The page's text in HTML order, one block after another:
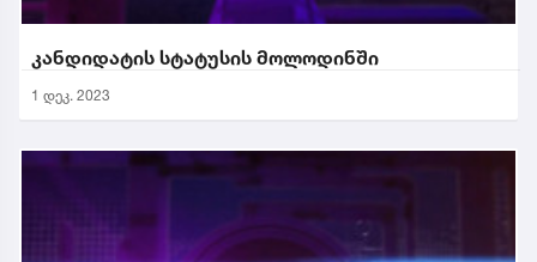
კანდიდატის სტატუსის მოლოდინში
1 დეკ. 2023